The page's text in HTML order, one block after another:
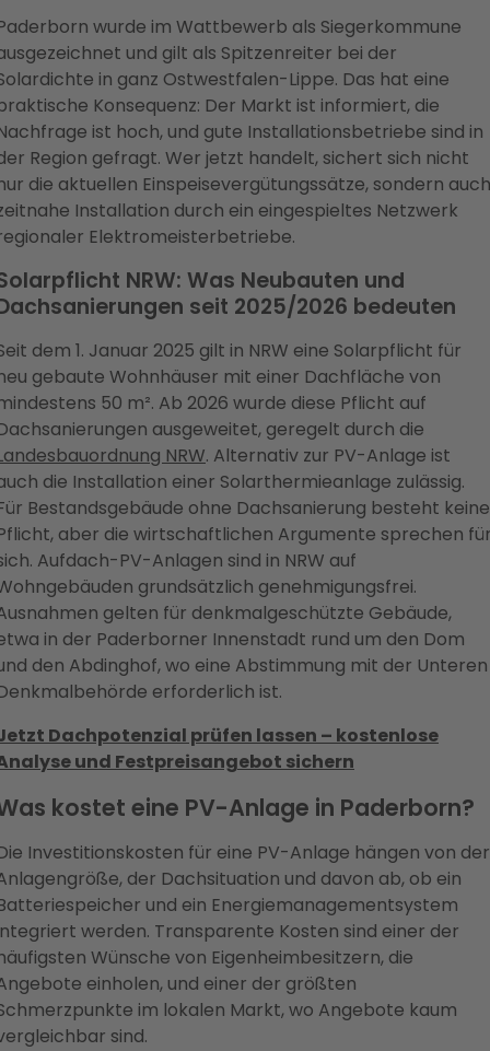
wurde im Wattbewerb als Siegerkommune
und gilt als Spitzenreiter bei der
in ganz Ostwestfalen-Lippe. Das hat eine
Konsequenz: Der Markt ist informiert, die
ist hoch, und gute Installationsbetriebe sind in
Region gefragt. Wer jetzt handelt, sichert sich nicht
die aktuellen Einspeisevergütungssätze, sondern auch
Installation durch ein eingespieltes Netzwerk
Elektromeisterbetriebe.
NRW: Was Neubauten und
seit 2025/2026 bedeuten
dem 1. Januar 2025 gilt in NRW eine Solarpflicht für
gebaute Wohnhäuser mit einer Dachfläche von
50 m². Ab 2026 wurde diese Pflicht auf
ausgeweitet, geregelt durch die
NRW. Alternativ zur PV-Anlage ist
die Installation einer Solarthermieanlage zulässig.
Bestandsgebäude ohne Dachsanierung besteht keine
aber die wirtschaftlichen Argumente sprechen
Aufdach-PV-Anlagen sind in NRW auf
grundsätzlich genehmigungsfrei.
gelten für denkmalgeschützte Gebäude,
in der Paderborner Innenstadt rund um den Dom
den Abdinghof, wo eine Abstimmung mit der Unteren
erforderlich ist.
Dachpotenzial prüfen lassen – kostenlose
und Festpreisangebot sichern
kostet eine PV-Anlage in Paderborn?
Investitionskosten für eine PV-Anlage hängen von der
der Dachsituation und davon ab, ob ein
und ein Energiemanagementsystem
werden. Transparente Kosten sind einer der
Wünsche von Eigenheimbesitzern, die
einholen, und einer der größten
im lokalen Markt, wo Angebote kaum
sind.